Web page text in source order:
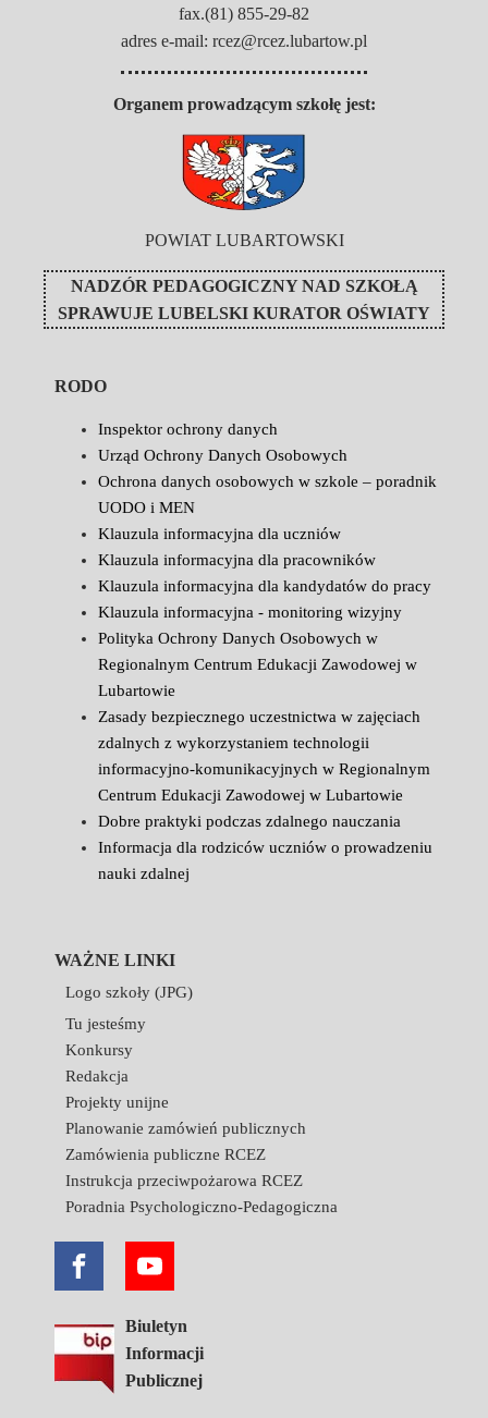
fax.(81) 855-29-82
adres e-mail: rcez@rcez.lubartow.pl
Organem prowadzącym szkołę jest:
POWIAT LUBARTOWSKI
NADZÓR PEDAGOGICZNY NAD SZKOŁĄ
SPRAWUJE LUBELSKI KURATOR OŚWIATY
RODO
Inspektor ochrony danych
Urząd Ochrony Danych Osobowych
Ochrona danych osobowych w szkole – poradnik
UODO i MEN
Klauzula informacyjna dla uczniów
Klauzula informacyjna dla pracowników
Klauzula informacyjna dla kandydatów do pracy
Klauzula informacyjna - monitoring wizyjny
Polityka Ochrony Danych Osobowych w
Regionalnym Centrum Edukacji Zawodowej w
Lubartowie
Zasady bezpiecznego uczestnictwa w zajęciach
zdalnych z wykorzystaniem technologii
informacyjno-komunikacyjnych w Regionalnym
Centrum Edukacji Zawodowej w Lubartowie
Dobre praktyki podczas zdalnego nauczania
Informacja dla rodziców uczniów o prowadzeniu
nauki zdalnej
WAŻNE LINKI
Logo szkoły (JPG)
Tu jesteśmy
Konkursy
Redakcja
Projekty unijne
Planowanie zamówień publicznych
Zamówienia publiczne RCEZ
Instrukcja przeciwpożarowa RCEZ
Poradnia Psychologiczno-Pedagogiczna
Biuletyn
Informacji
Publicznej